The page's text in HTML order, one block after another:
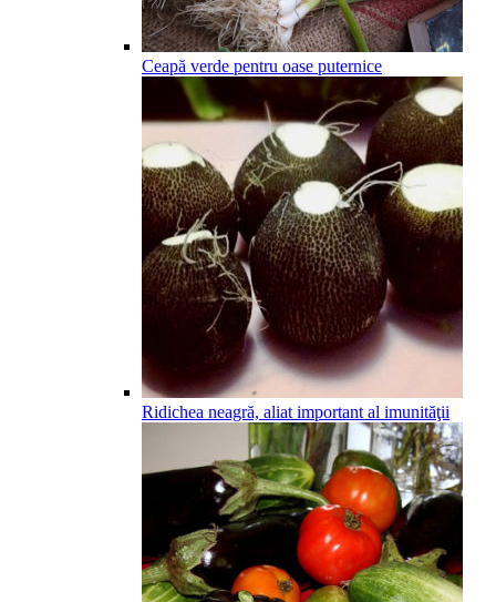
Ceapă verde pentru oase puternice
Ridichea neagră, aliat important al imunităţii